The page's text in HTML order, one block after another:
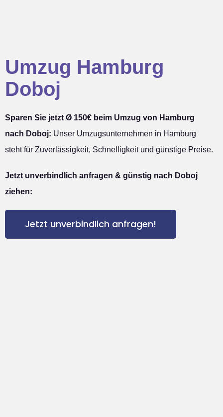
Umzug Hamburg
Doboj
Sparen Sie jetzt Ø 150€ beim Umzug von Hamburg
nach Doboj: Unser Umzugsunternehmen in Hamburg
steht für Zuverlässigkeit, Schnelligkeit und günstige Preise.
Jetzt unverbindlich anfragen & günstig nach Doboj
ziehen:
Jetzt unverbindlich anfragen!